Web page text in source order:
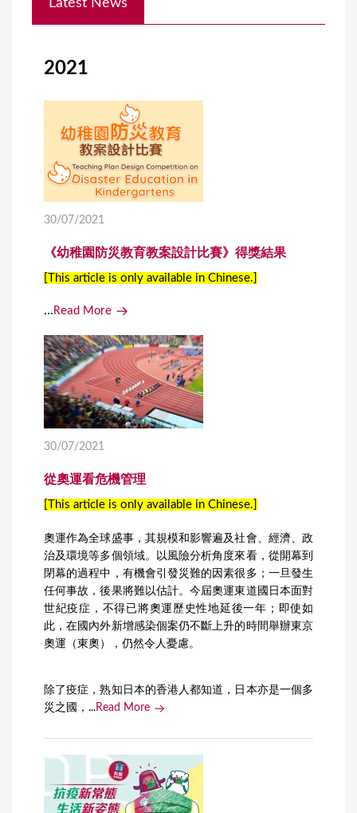
Latest News
2021
30/07/2021
《幼稚園防災教育教案設計比賽》得獎結果
[This article is only available in Chinese.]
...Read More
30/07/2021
從奧運看危機管理
[This article is only available in Chinese.]
奧運作為全球盛事，其規模和影響遍及社會、經濟、政
治及環境等多個領域。以風險分析角度來看，從開幕到
閉幕的過程中，有機會引發災難的因素很多；一旦發生
任何事故，後果將難以估計。今屆奧運東道國日本面對
世紀疫症，不得已將奧運歷史性地延後一年；即使如
此，在國內外新增感染個案仍不斷上升的時間舉辦東京
奧運（東奧），仍然令人憂慮。
除了疫症，熟知日本的香港人都知道，日本亦是一個多
災之國，...Read More